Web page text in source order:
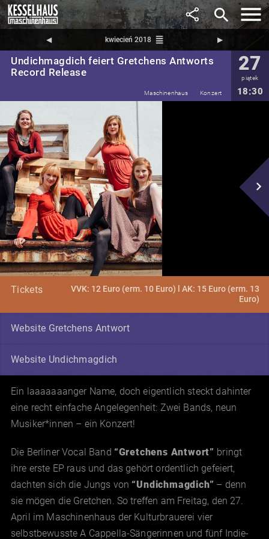
search
◀︎ kwiecień 2018 reorder ▶︎
Undichmagdich feiert Gretchens Antworts
Record Release
27
piątek
18:30
Maschinenhaus Konzert
navigate_next
Tickets
VVK: 12 Euro (erm. 10 Euro) l AK: 15 Euro (erm. 13
Euro)
Website Gretchens Antwort
Website Undichmagdich
Ein laaaaaaanger Name, doch eigentlich steckt dahinter
eine recht einfache Angelegenheit: Zwei Bands, neun
Musiker*innen – ein Konzert!
Die Berliner Vocal Band “Gretchens Antwort” bringt
ihre erste EP raus und das gehört ordentlich gefeiert,
dachten sich die Jungs von “Undichmagdich” – denn
sie mögen die Gretchen. So treffen am Freitag, den 27.
April im Maschinenhaus der Kulturbrauerei vier
selbstbewusste A Cappella-Sängerinnen und fünf Indie-